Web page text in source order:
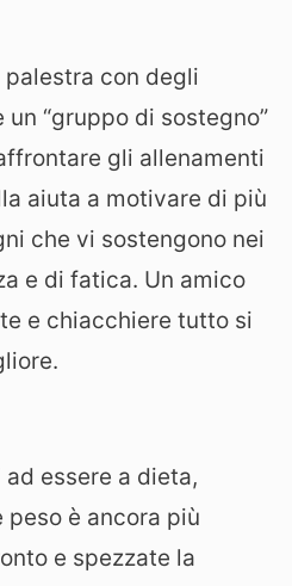
con degli
“gruppo di sostegno”
gli allenamenti
aiuta a motivare di più
che vi sostengono nei
e di fatica. Un amico
e chiacchiere tutto si
essere a dieta,
peso è ancora più
e spezzate la